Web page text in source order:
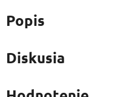
Popis
Diskusia